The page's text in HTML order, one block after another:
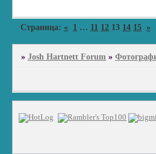
Страница: « 1 … 11 12 13 14 15 »
»Josh Hartnett Forum »